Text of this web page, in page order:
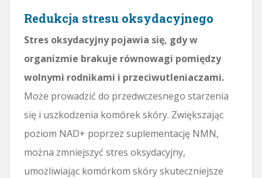
Redukcja stresu oksydacyjnego
Stres oksydacyjny pojawia się, gdy w
organizmie brakuje równowagi pomiędzy
wolnymi rodnikami i przeciwutleniaczami.
Może prowadzić do przedwczesnego starzenia
się i uszkodzenia komórek skóry. Zwiększając
poziom NAD+ poprzez suplementację NMN,
można zmniejszyć stres oksydacyjny,
umożliwiając komórkom skóry skuteczniejsze